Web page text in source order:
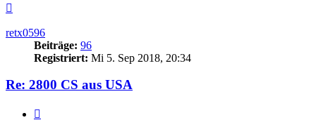
retx0596
Beiträge: 96
Registriert: Mi 5. Sep 2018, 20:34
Re: 2800 CS aus USA